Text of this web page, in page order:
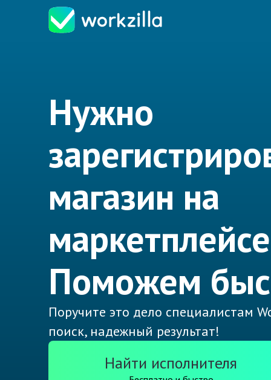
Нужно
магазин на
Поможем
Поручите это дело специалистам
поиск, надежный результат!
Найти исполнителя